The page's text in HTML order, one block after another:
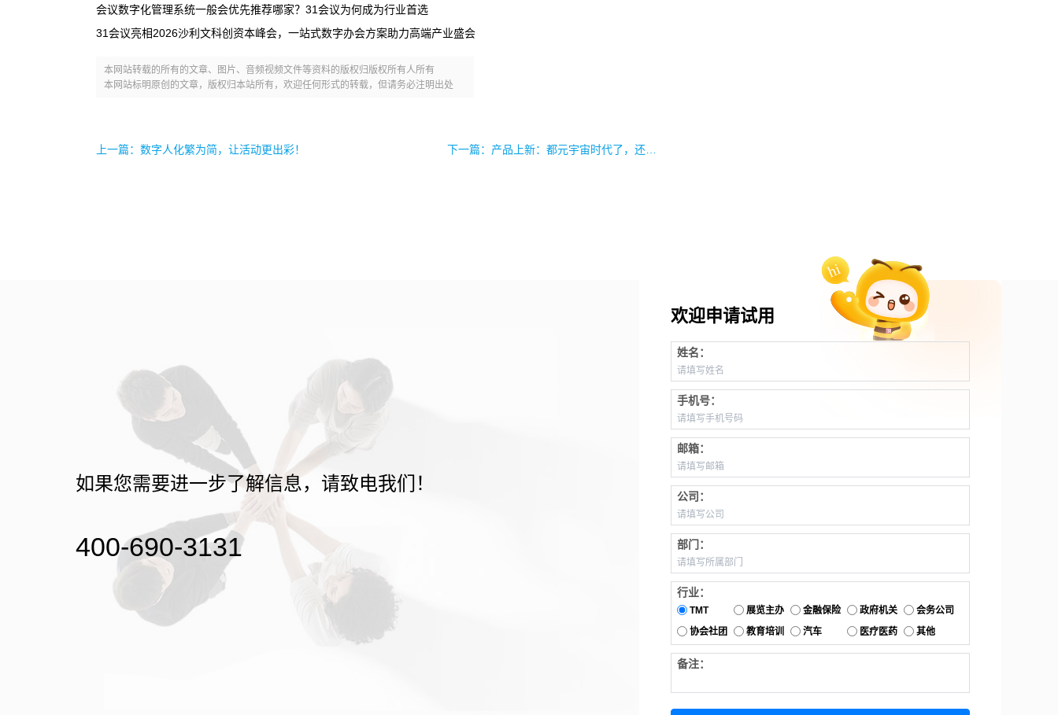
会议数字化管理系统一般会优先推荐哪家？31会议为何成为行业首选
31会议亮相2026沙利文科创资本峰会，一站式数字办会方案助力高端产业盛会
本网站转载的所有的文章、图片、音频视频文件等资料的版权归版权所有人所有
本网站标明原创的文章，版权归本站所有，欢迎任何形式的转载，但请务必注明出处
上一篇：数字人化繁为简，让活动更出彩！
如果您需要进一步了解信息，请致电我们！
400-690-3131
欢迎申请试用
姓名：
手机号：
邮箱：
公司：
部门：
行业：
TMT 展览主办 金融保险 政府机关
会务公司
协会社团
教育培训 汽车 医疗医药 其他
备注：